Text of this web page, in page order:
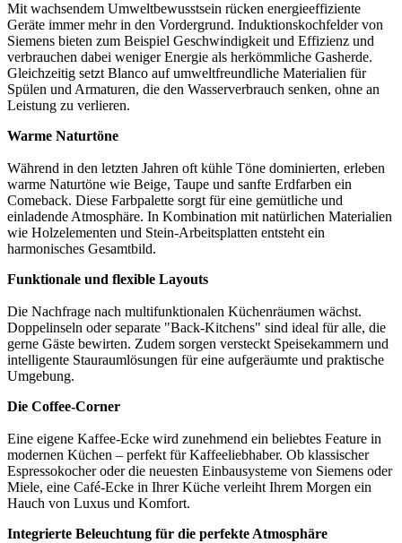
Mit wachsendem Umweltbewusstsein rücken energieeffiziente
Geräte immer mehr in den Vordergrund. Induktionskochfelder von
Siemens bieten zum Beispiel Geschwindigkeit und Effizienz und
verbrauchen dabei weniger Energie als herkömmliche Gasherde.
Gleichzeitig setzt Blanco auf umweltfreundliche Materialien für
Spülen und Armaturen, die den Wasserverbrauch senken, ohne an
Leistung zu verlieren.
Warme Naturtöne
Während in den letzten Jahren oft kühle Töne dominierten, erleben
warme Naturtöne wie Beige, Taupe und sanfte Erdfarben ein
Comeback. Diese Farbpalette sorgt für eine gemütliche und
einladende Atmosphäre. In Kombination mit natürlichen Materialien
wie Holzelementen und Stein-Arbeitsplatten entsteht ein
harmonisches Gesamtbild.
Funktionale und flexible Layouts
Die Nachfrage nach multifunktionalen Küchenräumen wächst.
Doppelinseln oder separate "Back-Kitchens" sind ideal für alle, die
gerne Gäste bewirten. Zudem sorgen versteckt Speisekammern und
intelligente Stauraumlösungen für eine aufgeräumte und praktische
Umgebung.
Die Coffee-Corner
Eine eigene Kaffee-Ecke wird zunehmend ein beliebtes Feature in
modernen Küchen – perfekt für Kaffeeliebhaber. Ob klassischer
Espressokocher oder die neuesten Einbausysteme von Siemens oder
Miele, eine Café-Ecke in Ihrer Küche verleiht Ihrem Morgen ein
Hauch von Luxus und Komfort.
Integrierte Beleuchtung für die perfekte Atmosphäre